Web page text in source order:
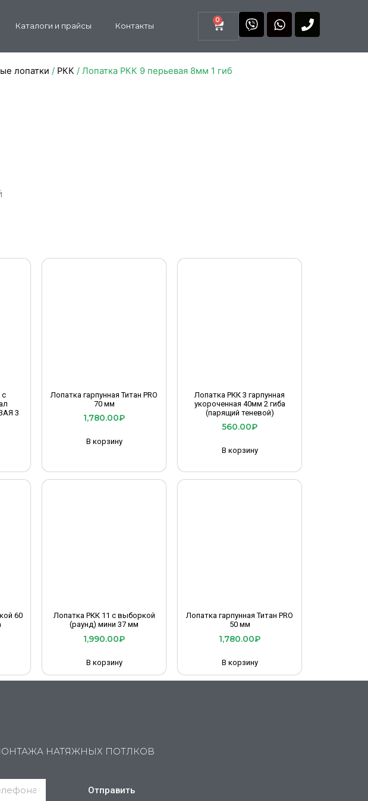
Каталоги и прайсы Контакты
0
лопатки / РКК / Лопатка РКК 9 перьевая 8мм 1 гиб
с
3
Лопатка гарпунная Титан PRO
70 мм
1,780.00₽
В корзину
Лопатка РКК 3 гарпунная
укороченная 40мм 2 гиба
(парящий теневой)
560.00₽
В корзину
60
Лопатка РКК 11 с выборкой
(раунд) мини 37 мм
1,990.00₽
В корзину
Лопатка гарпунная Титан PRO
50 мм
1,780.00₽
В корзину
НАТЯЖНЫХ ПОТЛКОВ
Отправить